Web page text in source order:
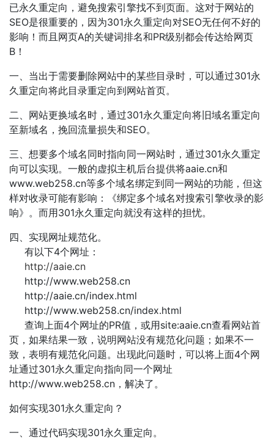
已永久重定向，避免搜索引擎找不到页面。这对于网站的
SEO是很重要的，因为301永久重定向对SEO无任何不好的
影响！而且网页A的关键词排名和PR级别都会传达给网页
B！
一、当出于需要删除网站中的某些目录时，可以通过301永
久重定向将此目录重定向到网站首页。
二、网站更换域名时，通过301永久重定向将旧域名重定向
至新域名，挽回流量损失和SEO。
三、想要多个域名同时指向同一网站时，通过301永久重定
向可以实现。一般的虚拟主机后台提供将aaie.cn和
www.web258.cn等多个域名绑定到同一网站的功能，但这
样对收录可能有影响：《绑定多个域名对搜索引擎收录的影
响》。而用301永久重定向就没有这样的担忧。
四、实现网址规范化。
有以下4个网址：
http://aaie.cn
http://www.web258.cn
http://aaie.cn/index.html
http://www.web258.cn/index.html
查询上面4个网址的PR值，或用site:aaie.cn查看网站首
页，如果结果一致，说明网站没有规范化问题；如果不一
致，表明有规范化问题。出现此问题时，可以将上面4个网
址通过301永久重定向指向同一个网址
http://www.web258.cn，解决了。
如何实现301永久重定向？
一、通过代码实现301永久重定向。